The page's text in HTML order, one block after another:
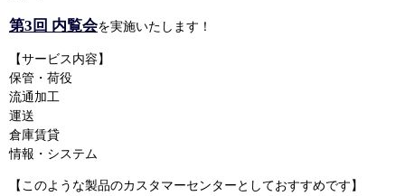
第3回 内覧会を実施いたします！
【サービス内容】
保管・荷役
流通加工
運送
倉庫賃貸
情報・システム
【このような製品のカスタマーセンターとしておすすめです】